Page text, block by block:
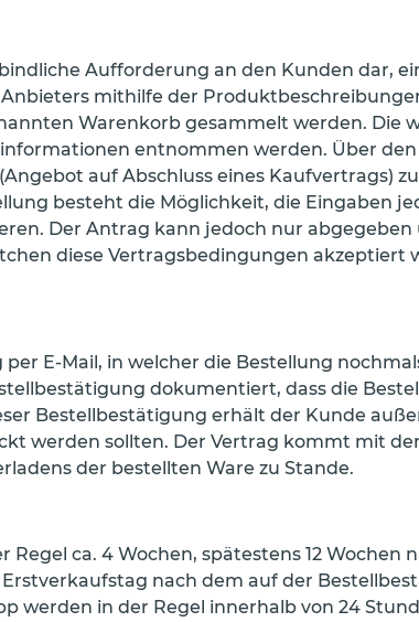
Aufforderung an den Kunden dar,
mithilfe der
Warenkorb gesammelt werden. Die
entnommen werden. Über
auf Abschluss eines Kaufvertrags)
besteht die Möglichkeit, die Eingaben
Der Antrag kann jedoch nur
diese Vertragsbedingungen akzeptiert
E-Mail, in welcher die Bestellung
dokumentiert, dass die
Bestellbestätigung erhält der Kunde
werden sollten. Der Vertrag kommt mit
der bestellten Ware zu Stande.
ca. 4 Wochen, spätestens 12 Wochen
nach dem auf der
werden in der Regel innerhalb von 24